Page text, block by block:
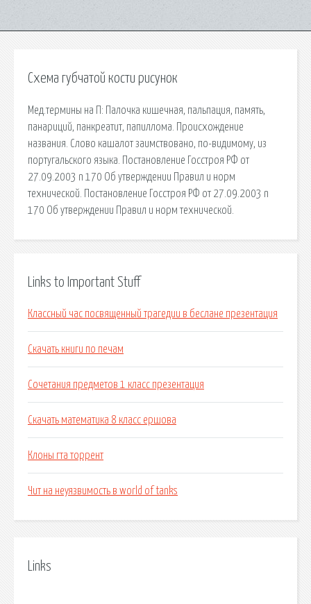
Схема губчатой кости рисунок
Мед.термины на П: Палочка кишечная, пальпация, память,
панариций, панкреатит, папиллома. Происхождение
названия. Слово кашалот заимствовано, по-видимому, из
португальского языка. Постановление Госстроя РФ от
27.09.2003 n 170 Об утверждении Правил и норм
технической. Постановление Госстроя РФ от 27.09.2003 n
170 Об утверждении Правил и норм технической.
Links to Important Stuff
Классный час посвященный трагедии в беслане презентация
Скачать книги по печам
Сочетания предметов 1 класс презентация
Скачать математика 8 класс ершова
Клоны гта торрент
Чит на неуязвимость в world of tanks
Links